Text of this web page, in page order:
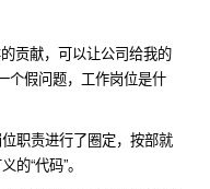
贡献，可以让公司给我的
个假问题，工作岗位是什
职责进行了圈定，按部就
“代码”。